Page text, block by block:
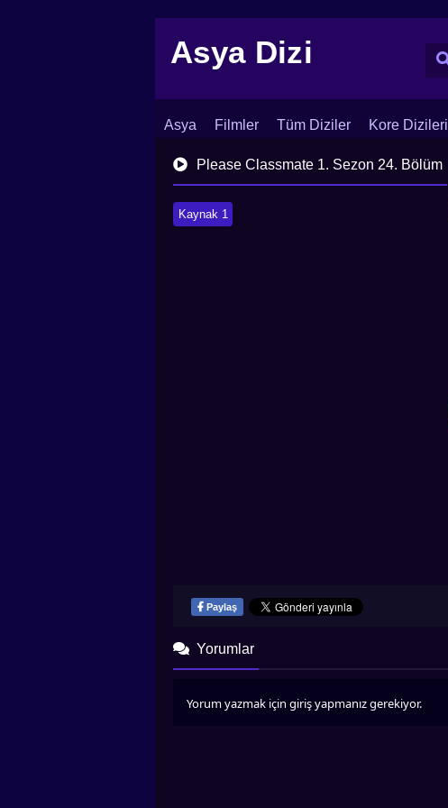
Asya Dizi
Asya Filmler Tüm Diziler Kore Dizileri
İletişim Blog Dizi Arşivi
Please Classmate 1. Sezon 24. Bölüm
Kaynak 1
Paylaş
Yorumlar
Yorum yazmak için giriş yapmanız gerekiyor.